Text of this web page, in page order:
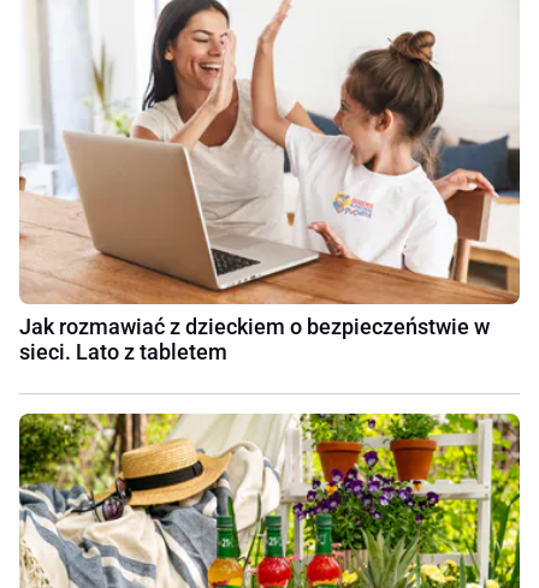
Jak rozmawiać z dzieckiem o bezpieczeństwie w
sieci. Lato z tabletem